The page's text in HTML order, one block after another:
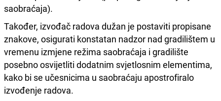
saobraćaja).
Također, izvođač radova dužan je postaviti propisane
znakove, osigurati konstatan nadzor nad gradilištem u
vremenu izmjene režima saobraćaja i gradilište
posebno osvijetliti dodatnim svjetlosnim elementima,
kako bi se učesnicima u saobraćaju apostrofiralo
izvođenje radova.